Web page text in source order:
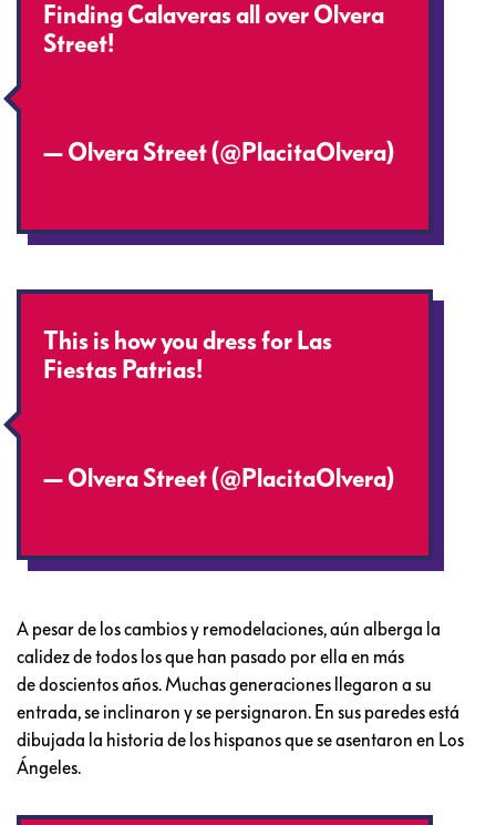
Finding Calaveras all over Olvera
Street!
— Olvera Street (@PlacitaOlvera)
This is how you dress for Las
Fiestas Patrias!
— Olvera Street (@PlacitaOlvera)
A pesar de los cambios y remodelaciones, aún alberga la
calidez de todos los que han pasado por ella en más
de doscientos años. Muchas generaciones llegaron a su
entrada, se inclinaron y se persignaron. En sus paredes está
dibujada la historia de los hispanos que se asentaron en Los
Ángeles.